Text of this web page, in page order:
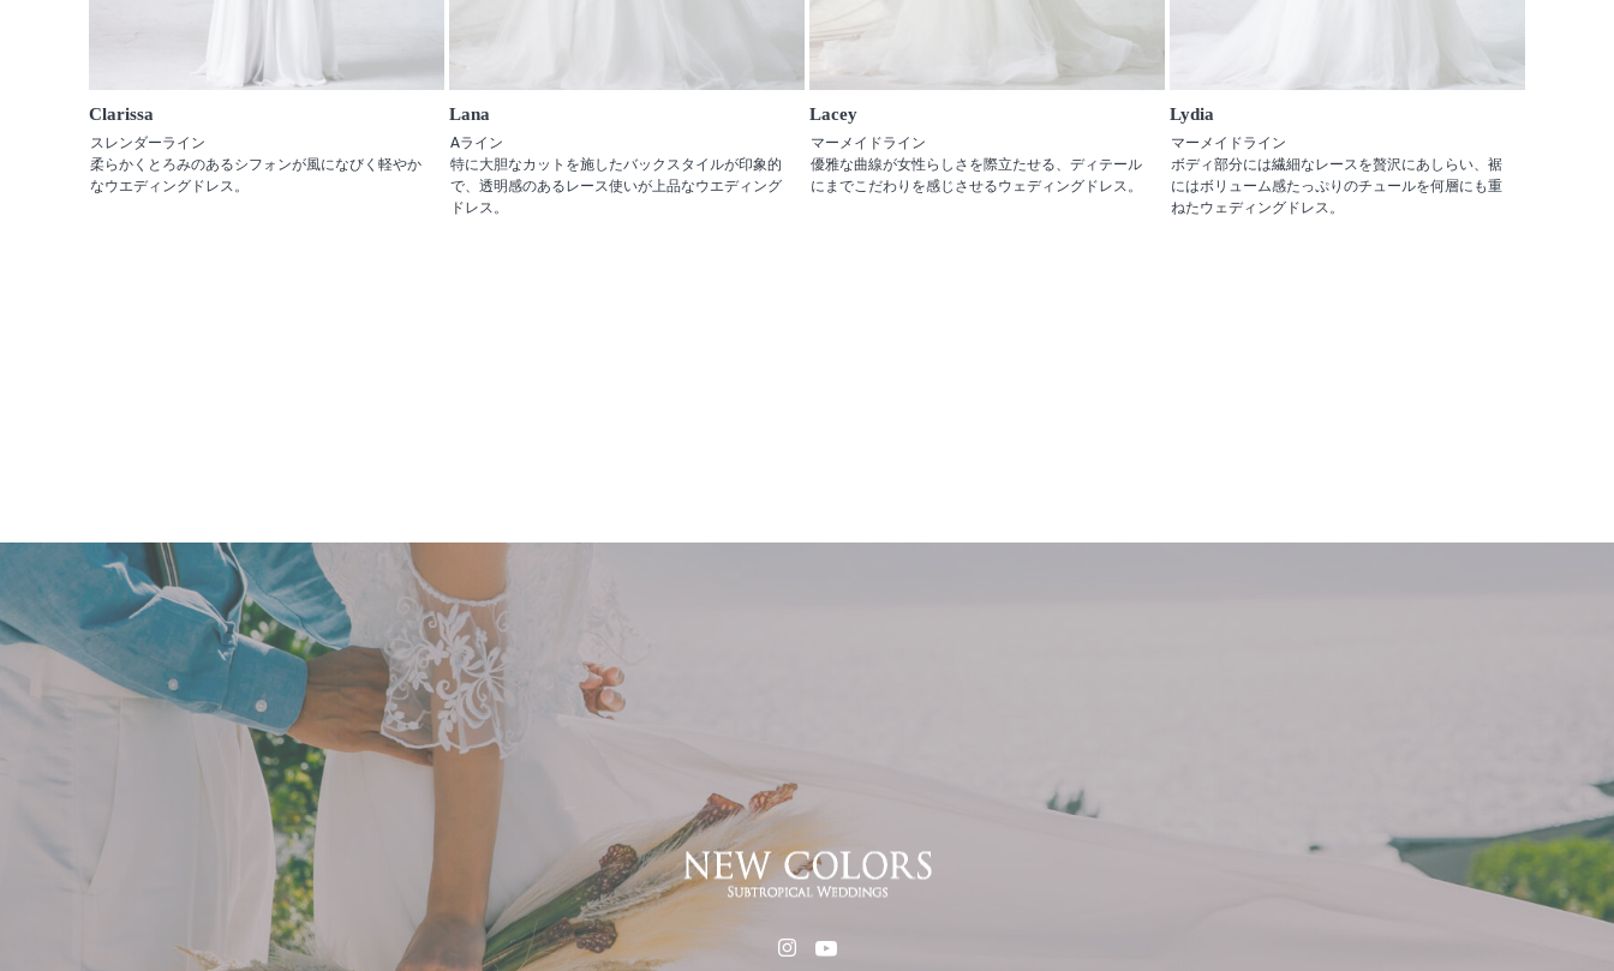
Clarissa
スレンダーライン
柔らかくとろみのあるシフォンが風になびく軽やか
なウエディングドレス。
Lana
Aライン
特に大胆なカットを施したバックスタイルが印象的
で、透明感のあるレース使いが上品なウエディング
ドレス。
Lacey
マーメイドライン
優雅な曲線が女性らしさを際立たせる、ディテール
にまでこだわりを感じさせるウェディングドレス。
Lydia
マーメイドライン
ボディ部分には繊細なレースを贅沢にあしらい、裾
にはボリューム感たっぷりのチュールを何層にも重
ねたウェディングドレス。